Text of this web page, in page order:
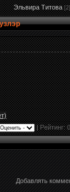
Эльвира Титова [2]
|Рейтинг:
Добавлять